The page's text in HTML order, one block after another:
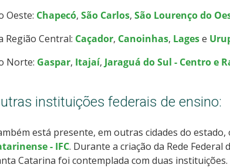
Oeste: Chapecó, São Carlos, São Lourenço do
Região Central: Caçador, Canoinhas, Lagese
Norte: Gaspar, Itajaí, Jaraguá do Sul - Centro e
instituições federais de ensino:
está presente, em outras cidades do
- IFC. Durante a criação da Rede Federal
Catarina foi contemplada com duas instituições.